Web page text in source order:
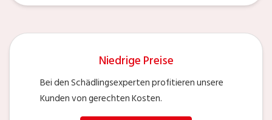
Niedrige Preise
Bei den Schädlingsexperten profitieren unsere
Kunden von gerechten Kosten.